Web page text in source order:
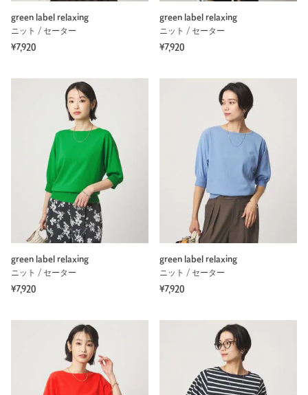
green label relaxing
ニット / セーター
¥7,920
green label relaxing
ニット / セーター
¥7,920
green label relaxing
ニット / セーター
¥7,920
green label relaxing
ニット / セーター
¥7,920